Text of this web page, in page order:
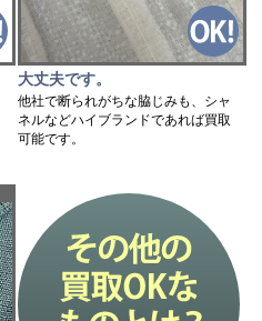
大丈夫です。
他社で断られがちな脇じみも、シャ
ネルなどハイブランドであれば買取
可能です。